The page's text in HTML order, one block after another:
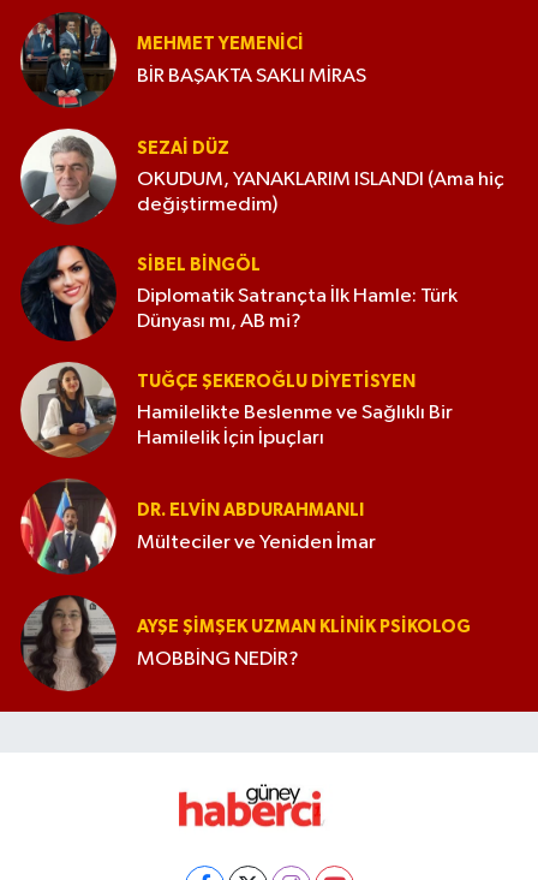
MEHMET YEMENICI
BİR BAŞAKTA SAKLI MİRAS
SEZAI DÜZ
OKUDUM, YANAKLARIM ISLANDI (Ama hiç
değiştirmedim)
SIBEL BINGÖL
Diplomatik Satrançta İlk Hamle: Türk
Dünyası mı, AB mi?
TUĞÇE ŞEKEROĞLU DIYETISYEN
Hamilelikte Beslenme ve Sağlıklı Bir
Hamilelik İçin İpuçları
DR. ELVIN ABDURAHMANLI
Mülteciler ve Yeniden İmar
AYŞE ŞIMŞEK UZMAN KLINIK PSIKOLOG
MOBBİNG NEDİR?